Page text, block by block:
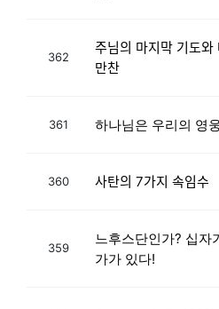
362
주님의 마지막
만찬
361 하나님은 우리의 영
360 사탄의 7가지 속임수
359
느후스단인가? 십자
가가 있다!